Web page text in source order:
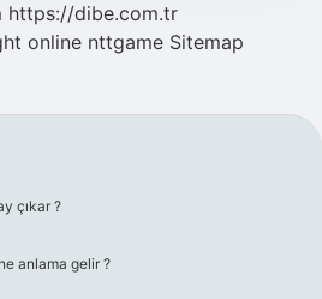
https://dibe.com.tr
online nttgame Sitemap
çıkar ?
anlama gelir ?